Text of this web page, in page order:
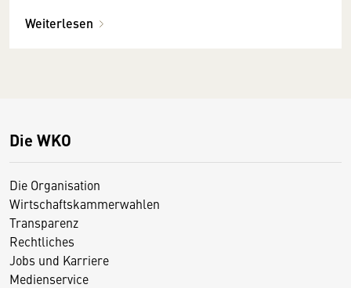
Weiterlesen
Die WKO
Die Organisation
Wirtschaftskammerwahlen
Transparenz
Rechtliches
Jobs und Karriere
Medienservice